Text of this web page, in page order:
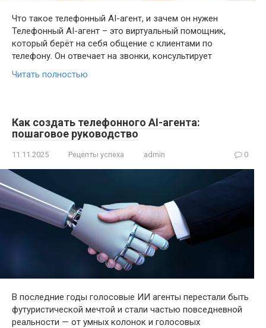
Что такое телефонный AI-агент, и зачем он нужен
Телефонный AI-агент – это виртуальный помощник,
который берёт на себя общение с клиентами по
телефону. Он отвечает на звонки, консультирует
Читать полностью
Как создать телефонного AI-агента:
пошаговое руководство
11.11.2025 Рецепты успеха admin 0
В последние годы голосовые ИИ агенты перестали быть
футуристической мечтой и стали частью повседневной
реальности — от умных колонок и голосовых